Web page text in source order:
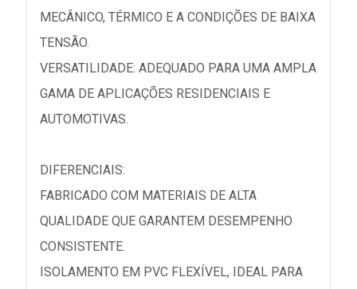
MECÂNICO, TÉRMICO E A CONDIÇÕES DE BAIXA
TENSÃO.
VERSATILIDADE: ADEQUADO PARA UMA AMPLA
GAMA DE APLICAÇÕES RESIDENCIAIS E
AUTOMOTIVAS.
DIFERENCIAIS:
FABRICADO COM MATERIAIS DE ALTA
QUALIDADE QUE GARANTEM DESEMPENHO
CONSISTENTE.
ISOLAMENTO EM PVC FLEXÍVEL, IDEAL PARA